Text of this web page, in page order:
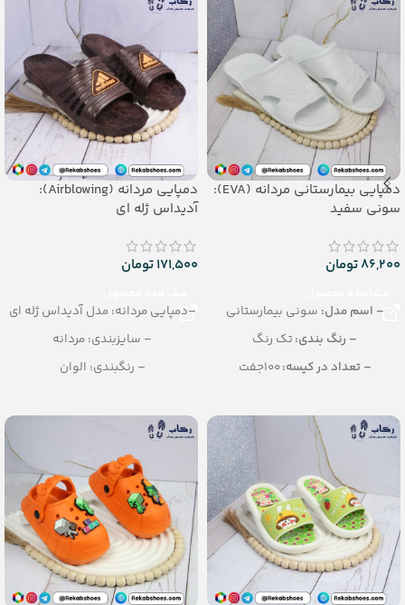
دمپایی بیمارستانی مردانه (EVA):
سونی سفید
86,200تومان
– اسم مدل: سونی بیمارستانی
– رنگ بندی:تک رنگ
– تعداد در کیسه:100جفت
– سایزبندی:مردانه (41 تا 45)
دمپایی مردانه (Airblowing):
آدیداس ژله ای
171,500تومان
–دمپایی مردانه: مدل آدیداس ژله ای
– سایزبندی: مردانه
– رنگبندی: الوان
– جنس: Airblowing
– قیمت مواد درجه دو: 47/500